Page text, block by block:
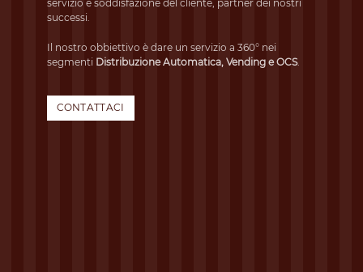
servizio e soddisfazione del cliente, partner dei nostri
successi.
Il nostro obbiettivo è dare un servizio a 360° nei
segmenti Distribuzione Automatica, Vending e OCS.
CONTATTACI